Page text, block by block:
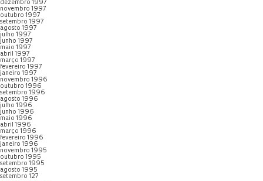
dezembro 1997
novembro 1997
outubro 1997
setembro 1997
agosto 1997
julho 1997
junho 1997
maio 1997
abril 1997
março 1997
fevereiro 1997
janeiro 1997
novembro 1996
outubro 1996
setembro 1996
agosto 1996
julho 1996
junho 1996
maio 1996
abril 1996
março 1996
fevereiro 1996
janeiro 1996
novembro 1995
outubro 1995
setembro 1995
agosto 1995
setembro 127